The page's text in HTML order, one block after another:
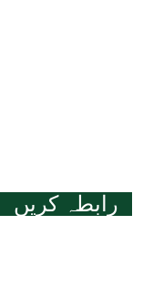
رابطہ کریں